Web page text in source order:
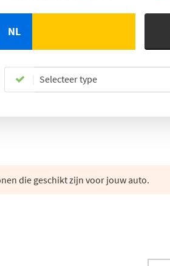
NL
Selecteer type
die geschikt zijn voor jouw auto.